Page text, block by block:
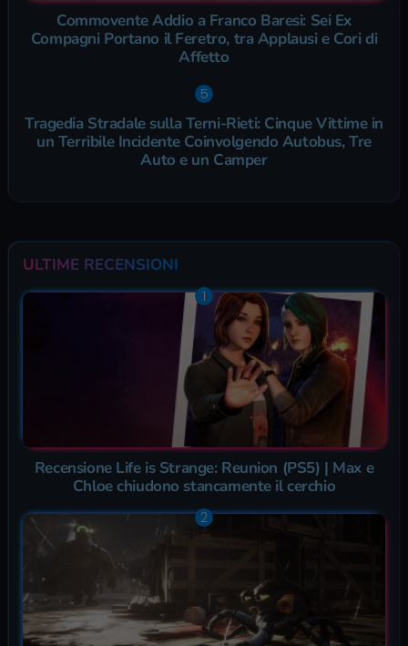
Commovente Addio a Franco Baresi: Sei Ex
Compagni Portano il Feretro, tra Applausi e Cori di
Affetto
Tragedia Stradale sulla Terni-Rieti: Cinque Vittime in
un Terribile Incidente Coinvolgendo Autobus, Tre
Auto e un Camper
ULTIME RECENSIONI
Recensione Life is Strange: Reunion (PS5) | Max e
Chloe chiudono stancamente il cerchio